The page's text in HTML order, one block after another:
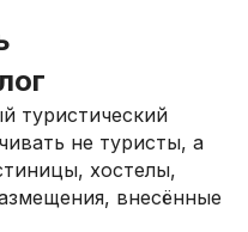
туристический
не туристы, а
хостелы,
внесённые